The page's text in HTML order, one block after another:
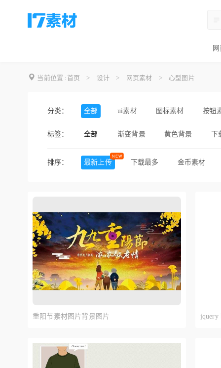
当前位置 :首页 > 设计 > 网页素材 > 心型图片
分类： 全部 ui素材 图标素材 按钮
标签： 全部 渐变背景 黄色背景
黑色背景
排序： 最新上传 下载最多 金币素材
重阳节素材图片背景图片 jquery